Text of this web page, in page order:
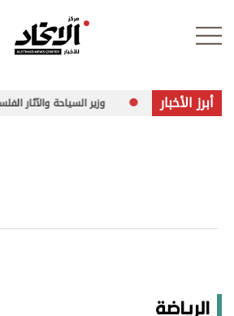
علوم الدار
اقتصاد
أبرز الأخباروزير السياحة والآثار الفلسطيني لـ«الاتحاد»: 260 موقعاً أثرياً في غزة تعرضت للضرر
الرياضة